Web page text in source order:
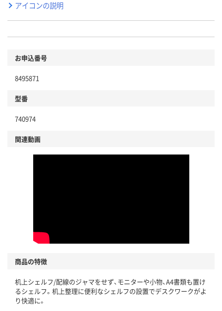
アイコンの説明
お申込番号
8495871
型番
740974
関連動画
商品の特徴
机上シェルフ/配線のジャマをせず、モニターや小物、A4書類も置け
るシェルフ。机上整理に便利なシェルフの設置でデスクワークがよ
り快適に。